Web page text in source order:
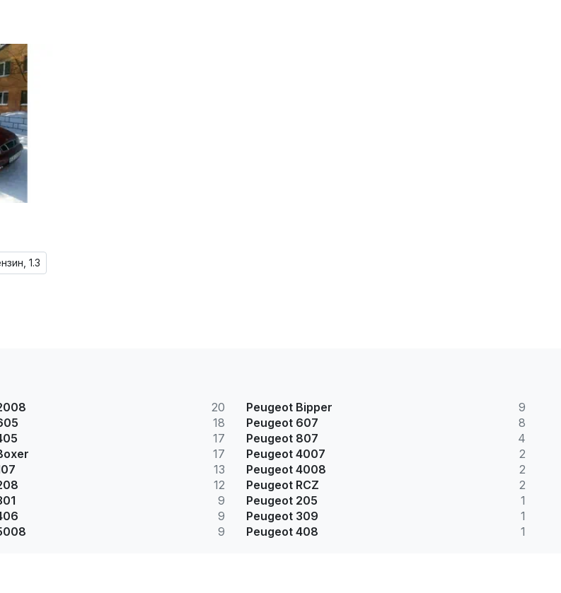
1.3
20
18
17
17
13
12
9
9
9
Peugeot Bipper
9
Peugeot 607
8
Peugeot 807
4
Peugeot 4007
2
Peugeot 4008
2
Peugeot RCZ
2
Peugeot 205
1
Peugeot 309
1
Peugeot 408
1